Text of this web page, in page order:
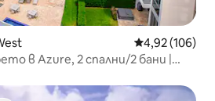
Средна
4,92 (106)
в Azure, 2 спални/2 бани |